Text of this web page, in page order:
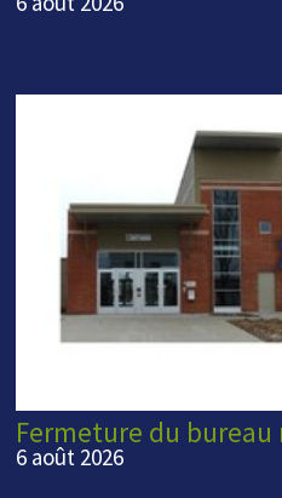
Fermeture du
6 août 2026